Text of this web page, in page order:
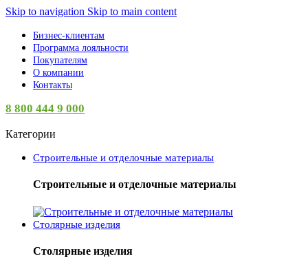
Skip to navigation Skip to main content
Бизнес-клиентам
Программа лояльности
Покупателям
О компании
Контакты
8 800 444 9 000
Категории
Строительные и отделочные материалы
Строительные и отделочные материалы
Столярные изделия
Столярные изделия